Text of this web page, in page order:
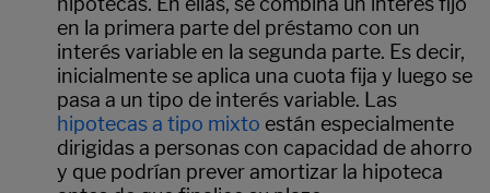
en la primera parte del préstamo con un
interés variable en la segunda parte. Es decir,
inicialmente se aplica una cuota fija y luego se
pasa a un tipo de interés variable. Las
hipotecas a tipo mixto están especialmente
dirigidas a personas con capacidad de ahorro
y que podrían prever amortizar la hipoteca